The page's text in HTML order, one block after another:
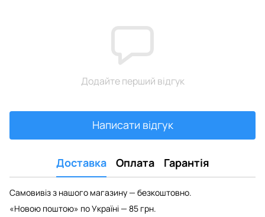
Додайте перший відгук
Написати відгук
Доставка Оплата Гарантія
Самовивіз з нашого магазину — безкоштовно.
«Новою поштою» по Україні — 85 грн.